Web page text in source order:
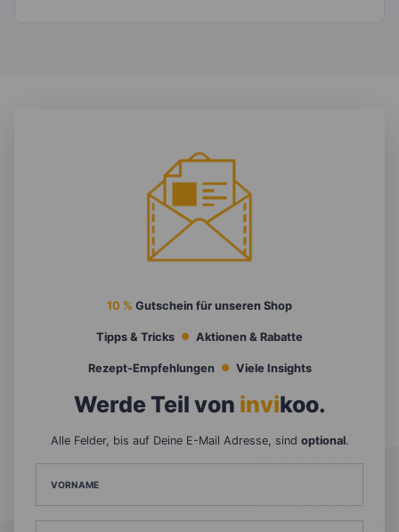
10 % Gutschein für unseren Shop
Tipps & Tricks Aktionen & Rabatte
Rezept-Empfehlungen Viele Insights
Werde Teil von invikoo.
Alle Felder, bis auf Deine E-Mail Adresse, sind optional.
VORNAME